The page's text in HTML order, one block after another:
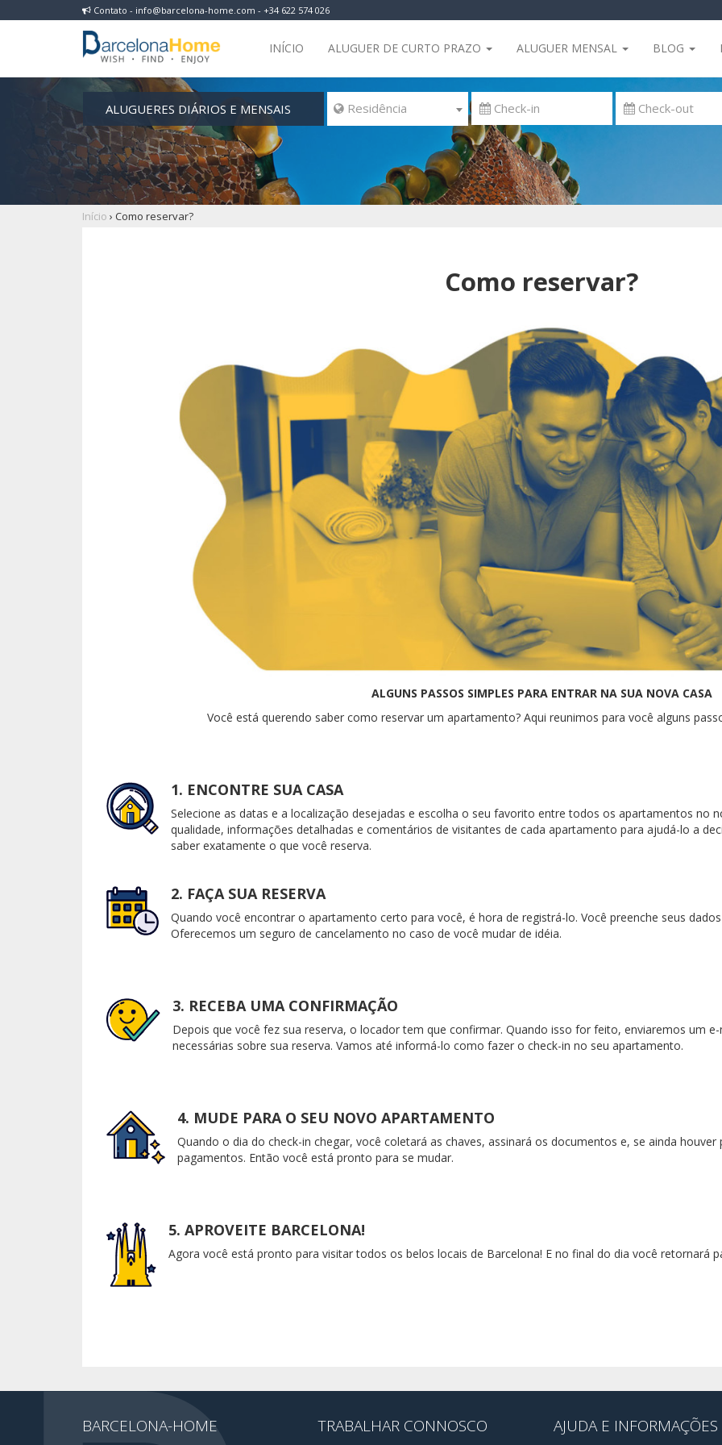
Contato - info@barcelona-home.com - +34 622 574 026
INÍCIO ALUGUER DE CURTO PRAZO ALUGUER MENSAL BLOG
ALUGUERES DIÁRIOS E MENSAIS  Residência
Início › Como reservar?
Como reservar?
ALGUNS PASSOS SIMPLES PARA ENTRAR NA SUA NOVA CASA
Você está querendo saber como reservar um apartamento? Aqui reunimos para você alguns
1. ENCONTRE SUA CASA
Selecione as datas e a localização desejadas e escolha o seu favorito entre todos os apartamentos no
qualidade, informações detalhadas e comentários de visitantes de cada apartamento para ajudá-lo a
saber exatamente o que você reserva.
2. FAÇA SUA RESERVA
Quando você encontrar o apartamento certo para você, é hora de registrá-lo. Você preenche seus
Oferecemos um seguro de cancelamento no caso de você mudar de idéia.
3. RECEBA UMA CONFIRMAÇÃO
Depois que você fez sua reserva, o locador tem que confirmar. Quando isso for feito, enviaremos um
necessárias sobre sua reserva. Vamos até informá-lo como fazer o check-in no seu apartamento.
4. MUDE PARA O SEU NOVO APARTAMENTO
Quando o dia do check-in chegar, você coletará as chaves, assinará os documentos e, se ainda
pagamentos. Então você está pronto para se mudar.
5. APROVEITE BARCELONA!
Agora você está pronto para visitar todos os belos locais de Barcelona! E no final do dia você retornará
BARCELONA-HOME TRABALHAR CONNOSCO AJUDA E INFORMAÇÕES